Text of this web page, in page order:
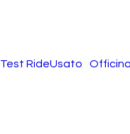
Test RideUsato